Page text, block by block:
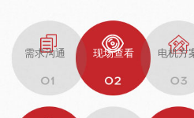
需求沟通 现场查看 电机方